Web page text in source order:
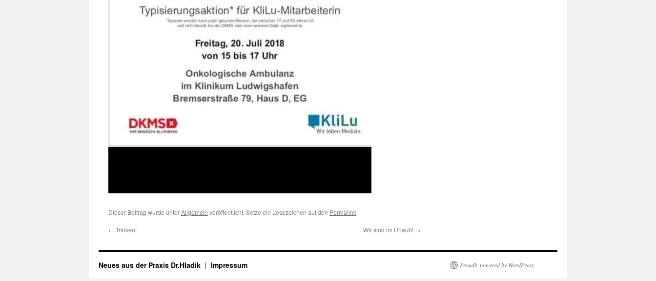
Dieser Beitrag wurde unterAllgemein veröffentlicht. Setze ein Lesezeichen auf den Permalink.
← Trinken! Wir sind im Urlaub! →
Neues aus der Praxis Dr.Hladik Impressum Proudly powered by WordPress.